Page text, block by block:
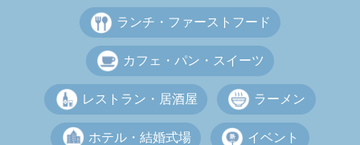
ランチ・ファーストフード
カフェ・パン・スイーツ
レストラン・居酒屋 ラーメン
ホテル・結婚式場 イベント